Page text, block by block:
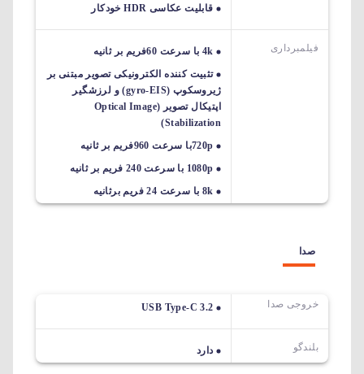
قابلیت عکاسی HDR خودکار
فیلمبرداری
4k با سرعت 60فریم بر ثانیه
تثبیت کننده الکترونیکی تصویر مبتنی بر
ژیروسکوپ (gyro-EIS) و لرزشگیر
اپتیکال تصویر (Optical Image
Stabilization)
720pبا سرعت 960فریم بر ثانیه
1080p با سرعت 240 فریم بر ثانیه
8k با سرعت 24 فریم برثانیه
صدا
خروجی صدا USB Type-C 3.2
بلندگو دارد